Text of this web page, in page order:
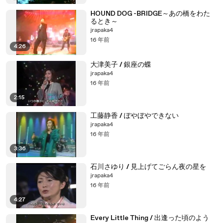
4:26
HOUND DOG -BRIDGE～あの橋をわた
るとき～
jrapaka4
16 年前
2:15
大津美子 / 銀座の蝶
jrapaka4
16 年前
3:36
工藤静香 / ぼやぼやできない
jrapaka4
16 年前
4:27
石川さゆり / 見上げてごらん夜の星を
jrapaka4
16 年前
Every Little Thing / 出逢った頃のよう